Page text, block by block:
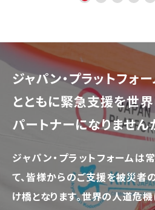
ジャパン・プラットフォ
とともに緊急支援を世
パートナーになりません
ジャパン・プラットフォーム
て、皆様からのご支援を被災者
け橋となります。世界の人道危機